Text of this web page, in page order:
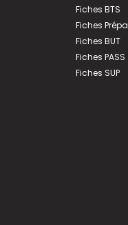
Fiches BTS
Fiches Prépa
Fiches BUT
Fiches PASS
Fiches SUP